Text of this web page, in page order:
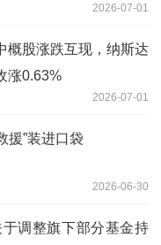
2026-07-01
概股涨跌互现，纳斯达
涨0.63%
2026-07-01
援”装进口袋
2026-06-30
调整旗下部分基金持